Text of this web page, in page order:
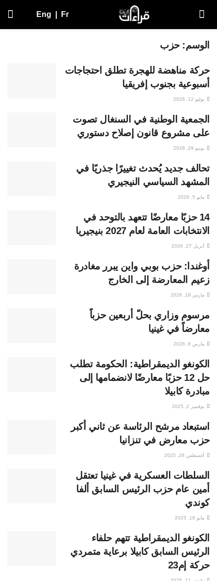
Eng Fr
الوسم:حزب
حركة مناهضة للهجرة تطلق احتجاجات
أسبوعية بجنوب إفريقيا
يوليو 12, 2026
الجمعية الوطنية في السنغال تصوت
على مشروع قانون إصلاح دستوري
يونيو 29, 2026
تحالف جديد يُحدث تغييرًا جذريًا في
المشهد السياسي النيجيري
مايو 5, 2026
14 حزبًا معارضًا تتعهد بالتوحد في
الانتخابات العامة لعام 2027 بنيجيريا
أبريل 27, 2026
أوغندا: حزب بوبي واين يبرر مغادرة
زعيم المعارضة إلى الخارج
مارس 18, 2026
مرسوم وزاري بحلّ أربعين حزباً
معارضاً في غينيا
مارس 8, 2026
الكونغو الديمقراطية: الحكومة تطلب
حل 12 حزبًا معارضًا لانضمامها إلى
مبادرة كابيلا
نوفمبر 2, 2025
استبعاد مرشح الرئاسة عن ثاني أكبر
حزب معارض في تنزانيا
أغسطس 28, 2025
السلطات العسكرية في غينيا تعتقل
أمين عام حزب الرئيس السابق ألفا
كوندي
مايو 18, 2025
الكونغو الديمقراطية تتهم حلفاء
الرئيس السابق كابيلا برعاية متمردي
حركة إم23